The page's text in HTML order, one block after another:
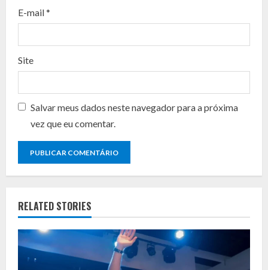
n
g
E-mail*
Site
Salvar meus dados neste navegador para a próxima
vez que eu comentar.
RELATED STORIES